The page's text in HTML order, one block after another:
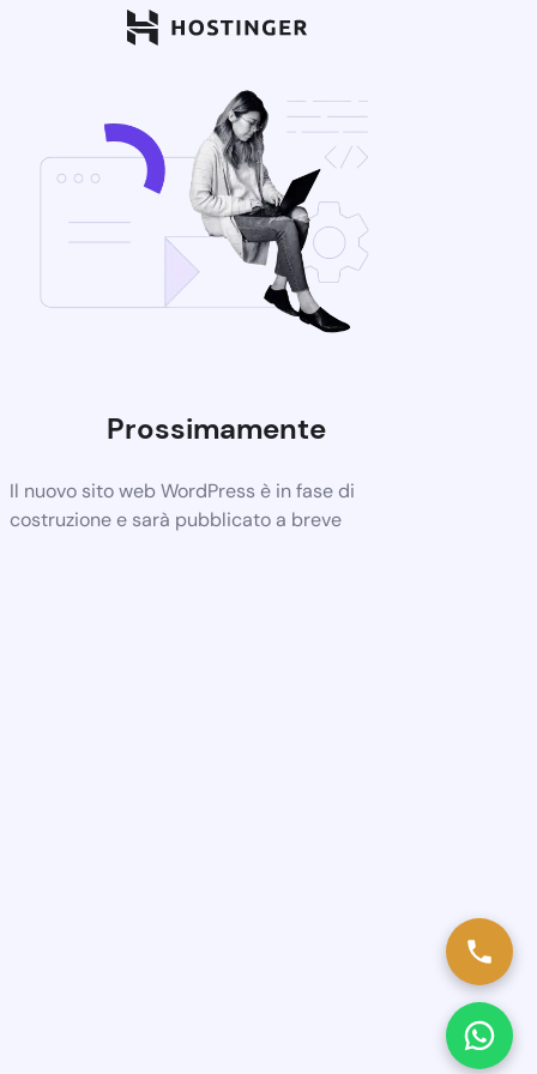
Prossimamente
Il nuovo sito web WordPress è in fase di
costruzione e sarà pubblicato a breve